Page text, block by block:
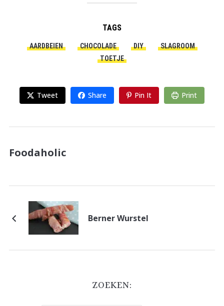
TAGS
AARDBEIEN CHOCOLADE DIY
SLAGROOM
TOETJE
Tweet Share Pin It Print
Foodaholic
Berner Wurstel
ZOEKEN: